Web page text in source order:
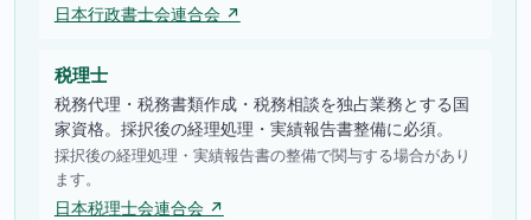
日本行政書士会連合会 ↗
税理士
税務代理・税務書類作成・税務相談を独占業務とする国
家資格。採択後の経理処理・実績報告書整備に必須。
採択後の経理処理・実績報告書の整備で関与する場合があり
ます。
日本税理士会連合会 ↗